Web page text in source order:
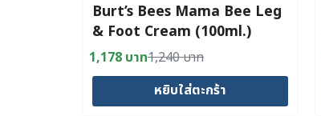
page
Burt’s Bees Mama Bee Leg
& Foot Cream (100ml.)
1,240บาท
Original
price
was:
1,178 บาท
Current
price
is:
หยิบใส่ตะกร้า